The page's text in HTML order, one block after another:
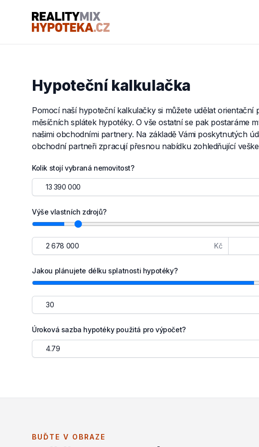
RealityMIX Hypotéka
Hypoteční kalkulačka
Pomocí naší hypoteční kalkulačky si můžete udělat orientační
měsíčních splátek hypotéky. O vše ostatní se pak postaráme
našimi obchodními partnery. Na základě Vámi poskytnutých
obchodní partneři zpracují přesnou nabídku zohledňující
Kolik stojí vybraná nemovitost?
Výše vlastních zdrojů?
Kč
Jakou plánujete délku splatnosti hypotéky?
Úroková sazba hypotéky použitá pro výpočet?
BUĎTE V OBRAZE